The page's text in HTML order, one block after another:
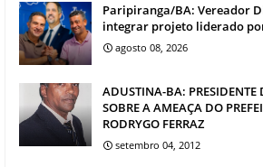
Paripiranga/BA: Vereador
integrar projeto liderado
agosto 08, 2026
ADUSTINA-BA:
SOBRE A AMEAÇA DO
RODRYGO FERRAZ
setembro 04, 2012